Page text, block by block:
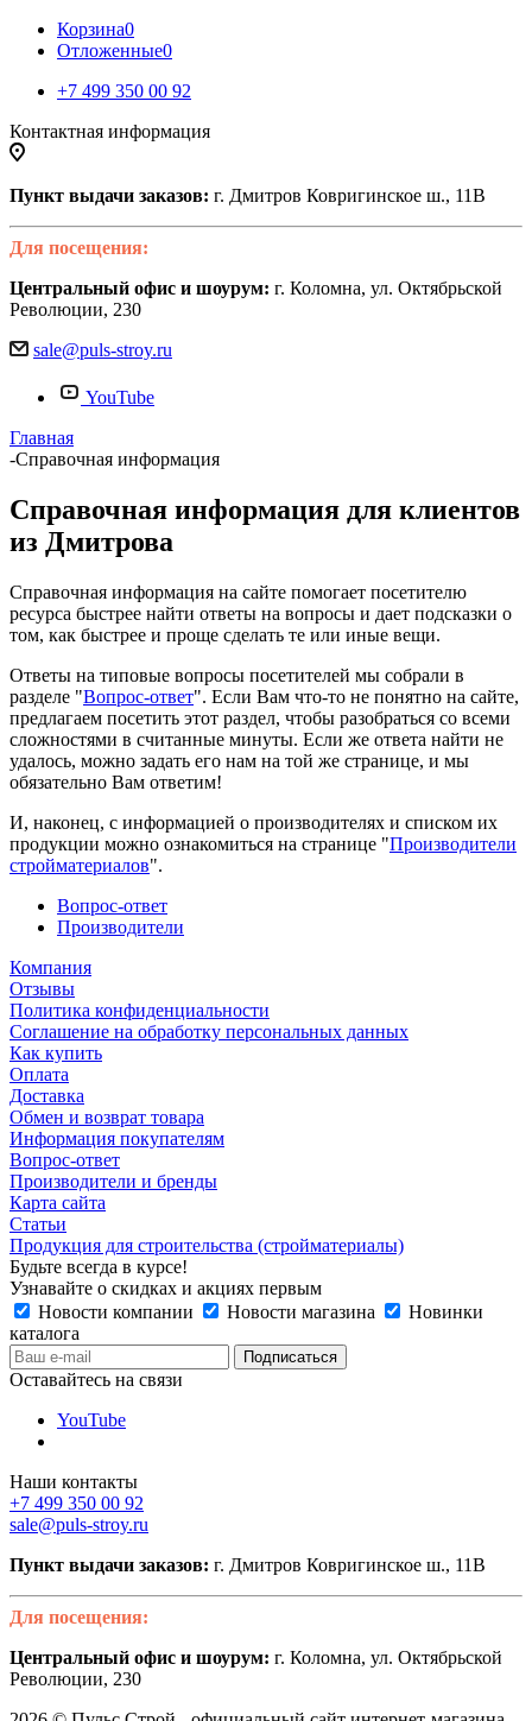
Корзина0
Отложенные0
+7 499 350 00 92
Контактная информация
Пункт выдачи заказов: г. Дмитров Ковригинское ш., 11В
Для посещения:
Центральный офис и шоурум: г. Коломна, ул. Октябрьской
Революции, 230
sale@puls-stroy.ru
YouTube
Главная
-Справочная информация
Справочная информация для клиентов
из Дмитрова
Справочная информация на сайте помогает посетителю
ресурса быстрее найти ответы на вопросы и дает подсказки о
том, как быстрее и проще сделать те или иные вещи.
Ответы на типовые вопросы посетителей мы собрали в
разделе "Вопрос-ответ". Если Вам что-то не понятно на сайте,
предлагаем посетить этот раздел, чтобы разобраться со всеми
сложностями в считанные минуты. Если же ответа найти не
удалось, можно задать его нам на той же странице, и мы
обязательно Вам ответим!
И, наконец, с информацией о производителях и списком их
продукции можно ознакомиться на странице "Производители
стройматериалов".
Вопрос-ответ
Производители
Компания
Отзывы
Политика конфиденциальности
Соглашение на обработку персональных данных
Как купить
Оплата
Доставка
Обмен и возврат товара
Информация покупателям
Вопрос-ответ
Производители и бренды
Карта сайта
Статьи
Продукция для строительства (стройматериалы)
Будьте всегда в курсе!
Узнавайте о скидках и акциях первым
Новости компании
Новости магазина
Новинки
каталога
Оставайтесь на связи
YouTube
Наши контакты
+7 499 350 00 92
sale@puls-stroy.ru
Пункт выдачи заказов: г. Дмитров Ковригинское ш., 11В
Для посещения:
Центральный офис и шоурум: г. Коломна, ул. Октябрьской
Революции, 230